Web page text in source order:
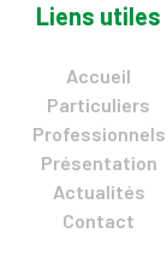
Liens utiles
Accueil
Particuliers
Professionnels
Présentation
Actualités
Contact